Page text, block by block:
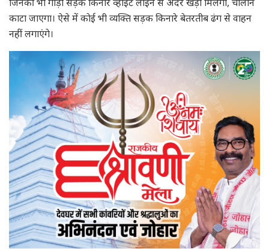
काटा जाएगा। ऐसे में काेई भी व्यक्ति सड़क किनारे बेतरतीब ढंग से वाहन
नहीं लगाएंगे।